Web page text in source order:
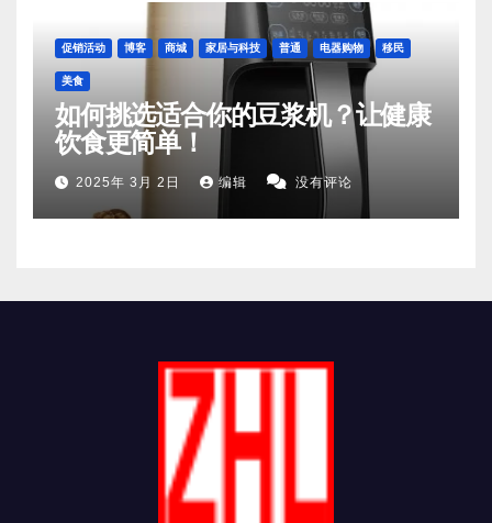
促销活动 博客 商城 家居与科技 普通 电器购物 移民
美食
如何挑选适合你的豆浆机？让健康
饮食更简单！
2025年 3月 2日 编辑 没有评论